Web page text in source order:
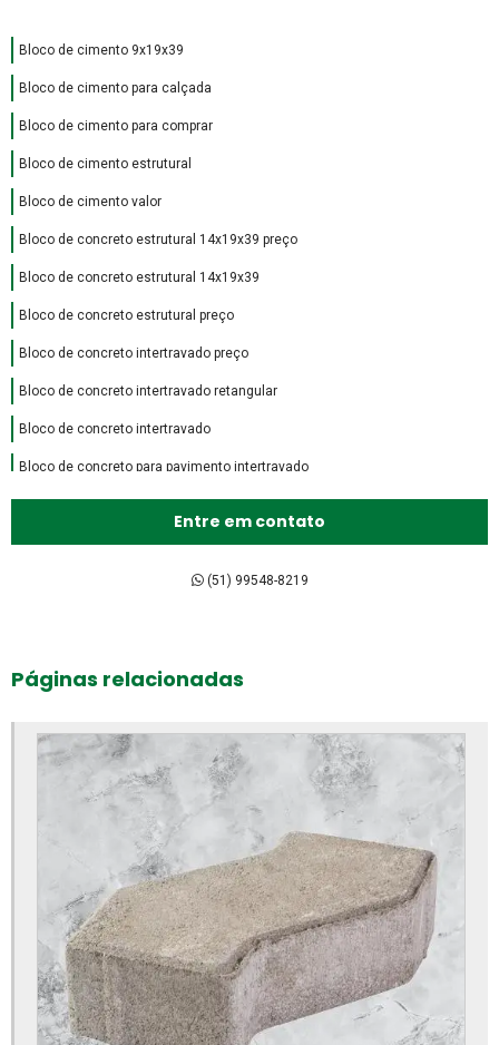
Bloco de cimento 9x19x39
Bloco de cimento para calçada
Bloco de cimento para comprar
Bloco de cimento estrutural
Bloco de cimento valor
Bloco de concreto estrutural 14x19x39 preço
Bloco de concreto estrutural 14x19x39
Bloco de concreto estrutural preço
Bloco de concreto intertravado preço
Bloco de concreto intertravado retangular
Bloco de concreto intertravado
Bloco de concreto para pavimento intertravado
Bloco de encaixe de concreto
Bloco intertravado de concreto preço
Bloco intertravado de concreto
Bloco intertravado retangular
Bloco intertravado
Blocos para calçada preço
Blocos para calçada
Blocos para calçamento
Blocos de concreto 14x19x39 fábrica
Blocos de concreto 14x19x39 preço
Blocos de concreto 14x19x39cm
Blocos de concreto para calçada
Blocos de concreto para calçamento
Entre em contato
(51) 99548-8219
Páginas relacionadas